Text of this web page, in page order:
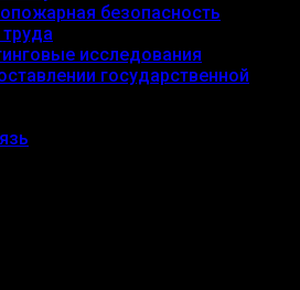
безопасность
исследования
государственной